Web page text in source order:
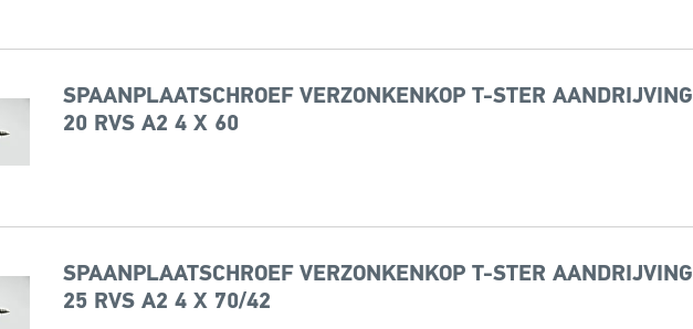
SPAANPLAATSCHROEF VERZONKENKOP T-STER AANDRIJVING
20 RVS A2 4 X 60
SPAANPLAATSCHROEF VERZONKENKOP T-STER AANDRIJVING
25 RVS A2 4 X 70/42